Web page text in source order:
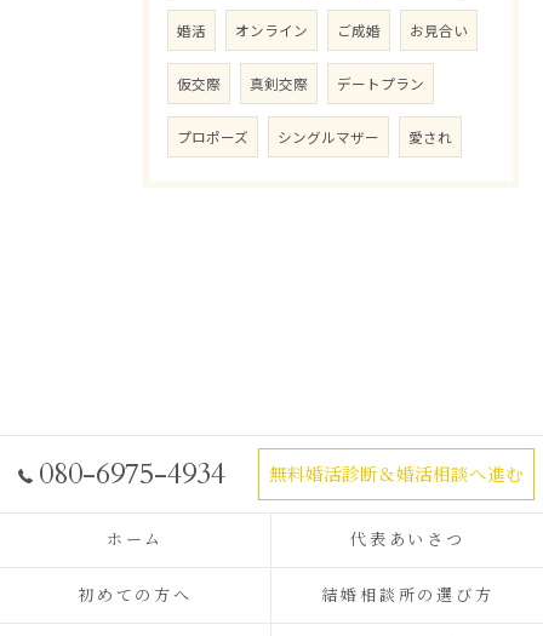
婚活 オンライン ご成婚 お見合い
仮交際 真剣交際 デートプラン
プロポーズ シングルマザー 愛され
080-6975-4934 無料婚活診断＆婚活相談へ進む
ホーム 代表あいさつ
初めての方へ 結婚相談所の選び方